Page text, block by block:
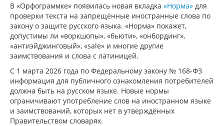
В «Орфограммке» появилась новая вкладка «Норма» для
проверки текста на запрещённые иностранные слова по
закону о защите русского языка. «Норма» покажет,
допустимы ли «воркшопы», «бьюти», «онбординг»,
«антиэйджинговый», «sale» и многие другие
заимствования и слова с латиницей.
С 1 марта 2026 года по Федеральному закону № 168-ФЗ
информация для публичного ознакомления потребителей
должна быть на русском языке. Новые нормы
ограничивают употребление слов на иностранном языке
и заимствований, которых нет в утверждённых
Правительством словарях.